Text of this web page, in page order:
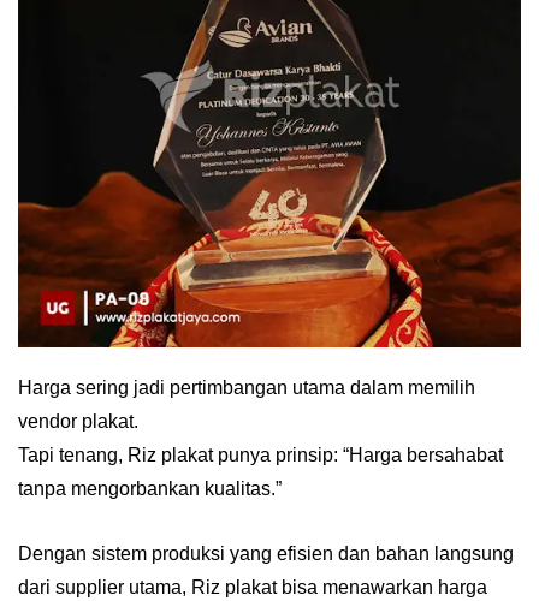
Harga sering jadi pertimbangan utama dalam memilih
vendor plakat.
Tapi tenang, Riz plakat punya prinsip: “Harga bersahabat
tanpa mengorbankan kualitas.”
Dengan sistem produksi yang efisien dan bahan langsung
dari supplier utama, Riz plakat bisa menawarkan harga